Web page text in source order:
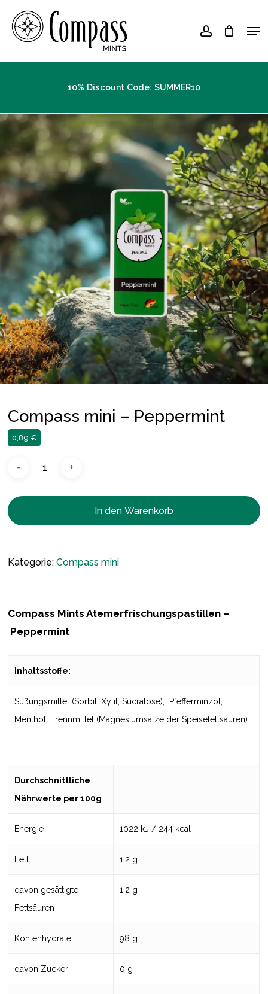
main
content
account
10% Discount Code: SUMMER10
Compass mini – Peppermint
0,89€
In den Warenkorb
Kategorie:Compass mini
Compass Mints Atemerfrischungspastillen –
Peppermint
Inhaltsstoffe:
Süßungsmittel (Sorbit, Xylit, Sucralose), Pfefferminzöl,
Menthol, Trennmittel (Magnesiumsalze der Speisefettsäuren).
Durchschnittliche
Nährwerte per 100g
Energie 1022 kJ / 244 kcal
Fett 1,2 g
davon gesättigte
Fettsäuren
1,2 g
Kohlenhydrate 98 g
davon Zucker 0 g
Close